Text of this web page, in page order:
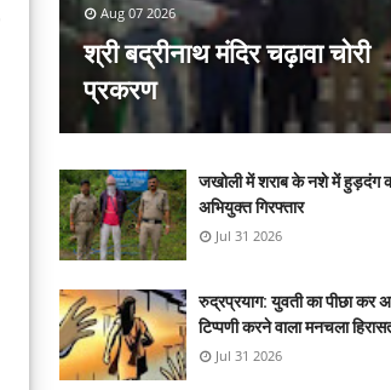
Aug 07 2026
श्री बद्रीनाथ मंदिर चढ़ावा चोरी
प्रकरण
जखोली में शराब के नशे में हुड़दंग
अभियुक्त गिरफ्तार
Jul 31 2026
रुद्रप्रयाग: युवती का पीछा कर
टिप्पणी करने वाला मनचला
Jul 31 2026